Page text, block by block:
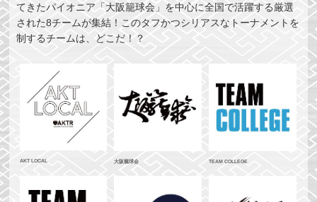
てきたパイオニア「大阪籠球会」を中心に全国で活躍する厳選
された8チームが集結！このタフかつシリアスなトーナメントを
制するチームは、どこだ！？
AKT LOCAL 大阪籠球会 TEAM COLLEGE